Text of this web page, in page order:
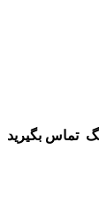
تماس بگیرید